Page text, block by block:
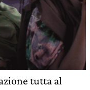
tutta al